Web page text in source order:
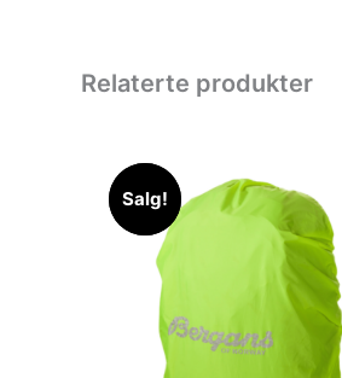
Relaterte produkter
Salg!
Salg!